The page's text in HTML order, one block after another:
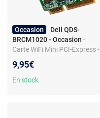
Occasion
Dell QDS-
BRCM1020 - Occasion -
Carte WiFi Mini PCI-Express -
seconde main
9,95€
En stock